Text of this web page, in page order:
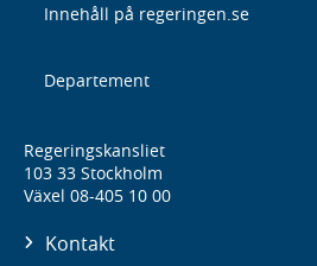
Innehåll på regeringen.se
Departement
Regeringskansliet
103 33 Stockholm
Växel 08-405 10 00
Kontakt